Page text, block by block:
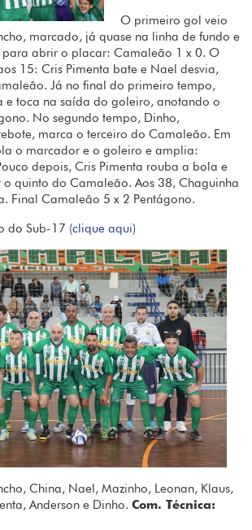
O primeiro gol veio
marcado, já quase na linha de fundo e
para abrir o placar: Camaleão 1 x 0. O
15: Cris Pimenta bate e Nael desvia,
Já no final do primeiro tempo,
e toca na saída do goleiro, anotando o
No segundo tempo, Dinho,
marca o terceiro do Camaleão. Em
o marcador e o goleiro e amplia:
depois, Cris Pimenta rouba a bola e
quinto do Camaleão. Aos 38, Chaguinha
Final Camaleão 5 x 2 Pentágono.
do Sub-17 (clique aqui)
China, Nael, Mazinho, Leonan, Klaus,
Anderson e Dinho. Com. Técnica: